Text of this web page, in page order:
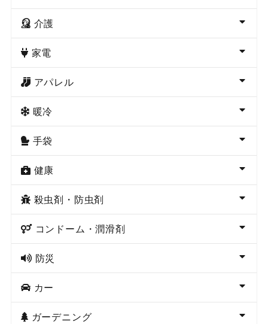
介護
家電
アパレル
暖冷
手袋
健康
殺虫剤・防虫剤
コンドーム・潤滑剤
防災
カー
ガーデニング